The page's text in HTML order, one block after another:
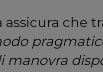
assicura che
manovra